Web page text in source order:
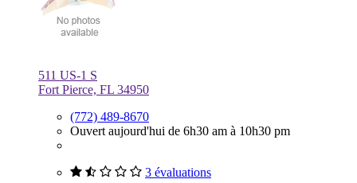
511 US-1 S
Fort Pierce, FL 34950
(772) 489-8670
Ouvert aujourd'hui de 6h30 am à 10h30 pm
3 évaluations